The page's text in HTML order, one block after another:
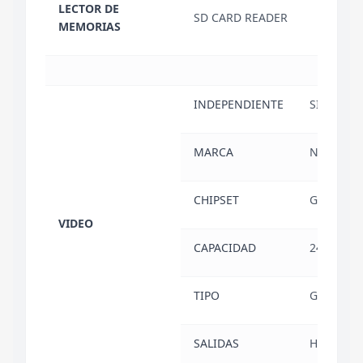
LECTOR DE
MEMORIAS
SD CARD READER
VIDEO
INDEPENDIENTE SI
MARCA NVIDIA
CHIPSET
CAPACIDAD 24 GB
TIPO GDDR7
SALIDAS HDMI